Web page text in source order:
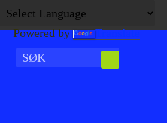
Powered by Translate